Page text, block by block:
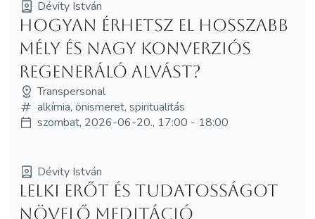
Dévity István
Hogyan érhetsz el hosszabb
mély és nagy konverziós
regeneráló alvást?
Transpersonal
alkímia, önismeret, spiritualitás
szombat, 2026-06-20., 17:00 - 18:00
Dévity István
LELKI ERŐT ÉS TUDATOSSÁGOT
NÖVELŐ MEDITÁCIÓ